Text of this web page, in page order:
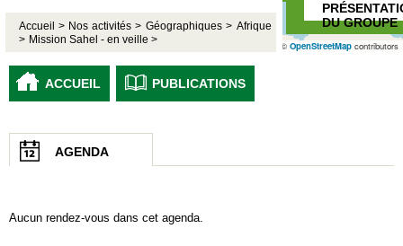
Accueil > Nos activités > Géographiques > Afrique
> Mission Sahel - en veille >
DU GROUPE
© OpenStreetMap contributors
ACCUEIL PUBLICATIONS
AGENDA
Aucun rendez-vous dans cet agenda.